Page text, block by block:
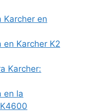
Karcher en
Karcher K2
Karcher:
en la